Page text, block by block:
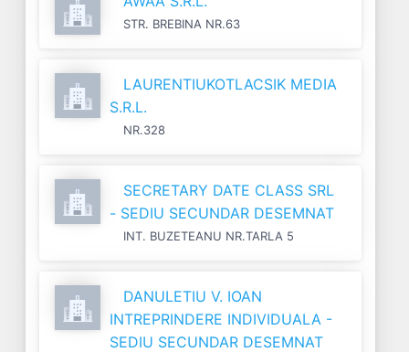
STR. BREBINA NR.63
LAURENTIUKOTLACSIK MEDIA
S.R.L.
NR.328
SECRETARY DATE CLASS SRL
- SEDIU SECUNDAR DESEMNAT
INT. BUZETEANU NR.TARLA 5
DANULETIU V. IOAN
INTREPRINDERE INDIVIDUALA -
SEDIU SECUNDAR DESEMNAT